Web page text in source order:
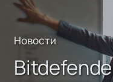
Новости